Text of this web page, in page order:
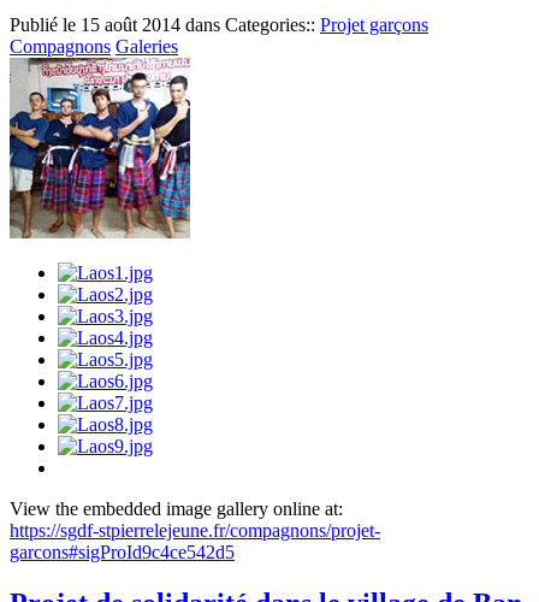
Publié le 15 août 2014 dans Categories:: Projet garçons
Compagnons Galeries
View the embedded image gallery online at:
https://sgdf-stpierrelejeune.fr/compagnons/projet-
garcons#sigProId9c4ce542d5